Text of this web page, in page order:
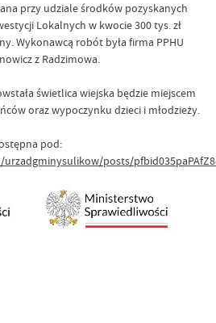
przy udziale środków pozyskanych
Lokalnych w kwocie 300 tys. zł
Wykonawcą robót była firma PPHU
z Radzimowa.
świetlica wiejska będzie miejscem
oraz wypoczynku dzieci i młodzieży.
pod:
posts/